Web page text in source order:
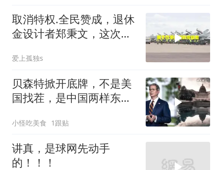
取消特权.全民赞成，退休
金设计者郑秉文，这次站
爱上孤独s
贝森特掀开底牌，不是美
国找茬，是中国两样东
小怪吃美食 1跟贴
讲真，是球网先动手
的！！！